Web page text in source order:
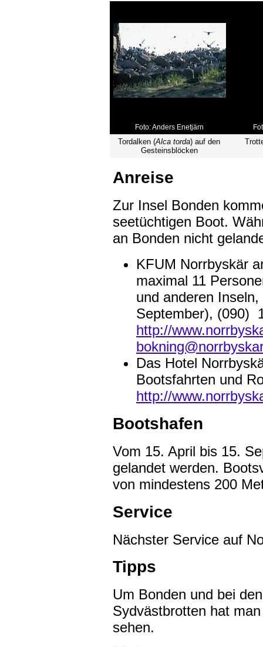
Foto: Anders Enetjärn
Tordalken (Alca torda) auf den
Gesteinsblöcken
Anreise
Zur Insel Bonden
seetüchtigen Boot.
an Bonden nicht
KFUM Norrbyskär
maximal 11
und anderen
September), (090)
http://
Das Hotel
Bootsfahrten und
http://
Bootshafen
Vom 15. April bis 15.
gelandet werden.
von mindestens 200
Service
Nächster Service auf
Tipps
Um Bonden und bei
Sydvästbrotten hat
sehen.